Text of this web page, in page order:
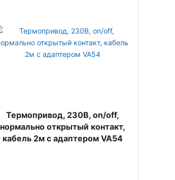
Термопривод, 230В, on/off,
нормально открытый контакт,
кабель 2м с адаптером VA54